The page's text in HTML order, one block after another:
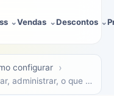
Vendas Descontos
configurar
Conta do AliExpress como configurar, administrar, o que fazer